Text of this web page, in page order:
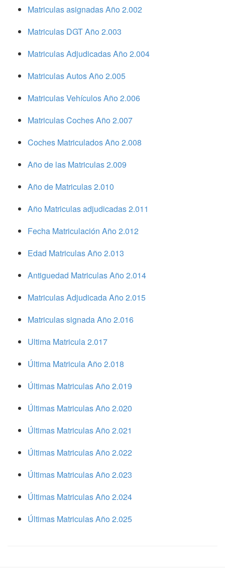
Matriculas asignadas Año 2.002
Matriculas DGT Año 2.003
Matriculas Adjudicadas Año 2.004
Matriculas Autos Año 2.005
Matriculas Vehículos Año 2.006
Matriculas Coches Año 2.007
Coches Matriculados Año 2.008
Año de las Matriculas 2.009
Año de Matriculas 2.010
Año Matriculas adjudicadas 2.011
Fecha Matriculación Año 2.012
Edad Matriculas Año 2.013
Antiguedad Matriculas Año 2.014
Matriculas Adjudicada Año 2.015
Matriculas signada Año 2.016
Ultima Matricula 2.017
Última Matricula Año 2.018
Últimas Matriculas Año 2.019
Últimas Matriculas Año 2.020
Últimas Matriculas Año 2.021
Últimas Matriculas Año 2.022
Últimas Matriculas Año 2.023
Últimas Matriculas Año 2.024
Últimas Matriculas Año 2.025